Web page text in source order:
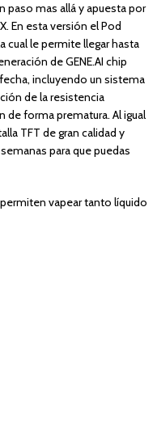
paso mas allá y apuesta por
En esta versión el Pod
cual le permite llegar hasta
de GENE.AI chip
incluyendo un sistema
de la resistencia
de forma prematura. Al igual
TFT de gran calidad y
para que puedas
vapear tanto líquido